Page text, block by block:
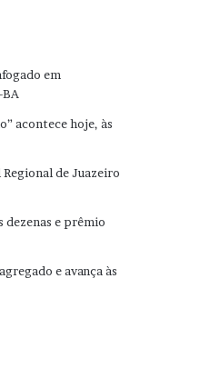
em
acontece hoje, às
de Juazeiro
dezenas e prêmio
e avança às